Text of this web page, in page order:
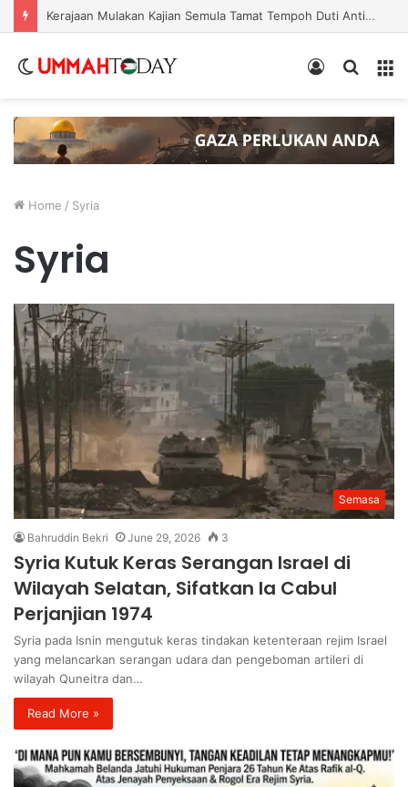
Nurul Izzah Bercuti Sementara Jawatan Timbalan Presiden PKR, Saifuddin Pemangku Tugas
skin
for
In
Home / Syria
Syria
Semasa
Bahruddin Bekri June 29, 2026 3
Syria Kutuk Keras Serangan Israel di
Wilayah Selatan, Sifatkan Ia Cabul
Perjanjian 1974
Syria pada Isnin mengutuk keras tindakan ketenteraan rejim Israel
yang melancarkan serangan udara dan pengeboman artileri di
wilayah Quneitra dan…
Read More »